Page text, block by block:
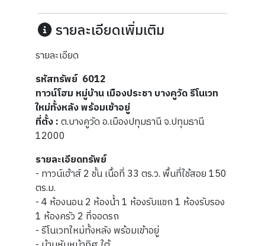
รายละเอียดเพิ่มเติม
รายละเอียด
รหัสทรัพย์ 6012
ทาวน์โฮม หมู่บ้าน เมืองประชา บางคูวัด รีโนเวท
ใหม่ทั้งหลัง พร้อมเข้าอยู่
ที่ตั้ง :ต.บางคูวัด อ.เมืองปทุมธานี จ.ปทุมธานี
12000
รายละเอียดทรัพย์
- ทาวน์เฮ้าส์ 2 ชั้น เนื้อที่ 33 ตร.ว. พื้นที่ใช้สอย 150
ตร.ม.
- 4 ห้องนอน 2 ห้องน้ำ 1 ห้องรับแขก 1 ห้องรับรอง
1 ห้องครัว 2 ที่จอดรถ
- รีโนเวทใหม่ทั้งหลัง พร้อมเข้าอยู่